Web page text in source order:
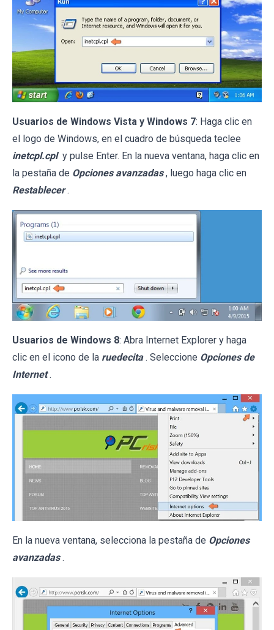
Usuarios de Windows Vista y Windows 7: Haga clic en
el logo de Windows, en el cuadro de búsqueda teclee
inetcpl.cpl y pulse Enter. En la nueva ventana, haga clic en
la pestaña de Opciones avanzadas , luego haga clic en
Restablecer .
Usuarios de Windows 8: Abra Internet Explorer y haga
clic en el icono de la ruedecita . Seleccione Opciones de
Internet .
En la nueva ventana, selecciona la pestaña de Opciones
avanzadas .